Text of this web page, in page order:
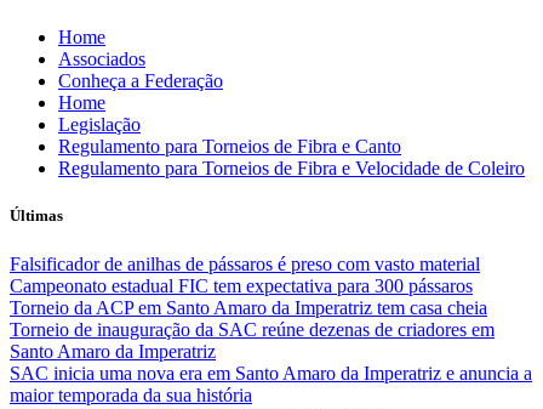
Skip
content
Home
Associados
Conheça a Federação
Home
Legislação
Regulamento para Torneios de Fibra e Canto
Regulamento para Torneios de Fibra e Velocidade de Coleiro
Últimas
Falsificador de anilhas de pássaros é preso com vasto material
Campeonato estadual FIC tem expectativa para 300 pássaros
Torneio da ACP em Santo Amaro da Imperatriz tem casa cheia
Torneio de inauguração da SAC reúne dezenas de criadores em
Santo Amaro da Imperatriz
SAC inicia uma nova era em Santo Amaro da Imperatriz e anuncia a
maior temporada da sua história